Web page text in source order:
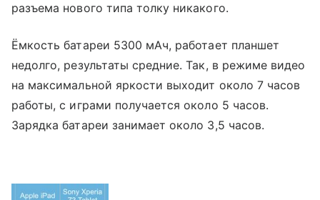
разъема нового типа толку никакого.
Ёмкость батареи 5300 мАч, работает планшет
недолго, результаты средние. Так, в режиме видео
на максимальной яркости выходит около 7 часов
работы, с играми получается около 5 часов.
Зарядка батареи занимает около 3,5 часов.